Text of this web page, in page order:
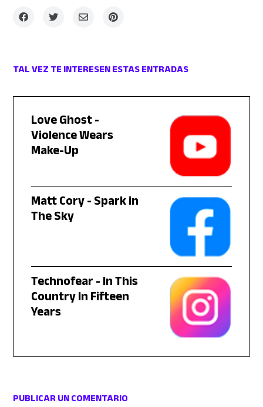
TAL VEZ TE INTERESEN ESTAS ENTRADAS
Love Ghost -
Violence Wears
Make-Up
Matt Cory - Spark in
The Sky
Technofear - In This
Country In Fifteen
Years
PUBLICAR UN COMENTARIO